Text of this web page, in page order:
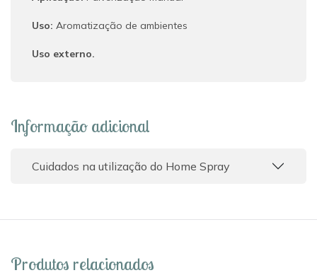
Uso: Aromatização de ambientes
Uso externo.
Informação adicional
Cuidados na utilização do Home Spray
Produtos relacionados